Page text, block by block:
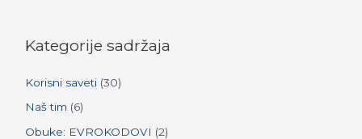
h
o
r
:
Kategorije sadržaja
Korisni saveti (30)
Naš tim (6)
Obuke: EVROKODOVI (2)